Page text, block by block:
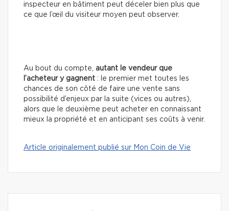
inspecteur en bâtiment peut déceler bien plus que
ce que l’œil du visiteur moyen peut observer.
Au bout du compte, autant le vendeur que
l’acheteur y gagnent : le premier met toutes les
chances de son côté de faire une vente sans
possibilité d’enjeux par la suite (vices ou autres),
alors que le deuxième peut acheter en connaissant
mieux la propriété et en anticipant ses coûts à venir.
Article originalement publié sur Mon Coin de Vie